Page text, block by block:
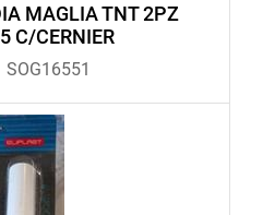
MAGLIA TNT 2PZ
C/CERNIER
SOG16551